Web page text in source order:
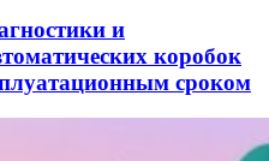
и
коробок
сроком